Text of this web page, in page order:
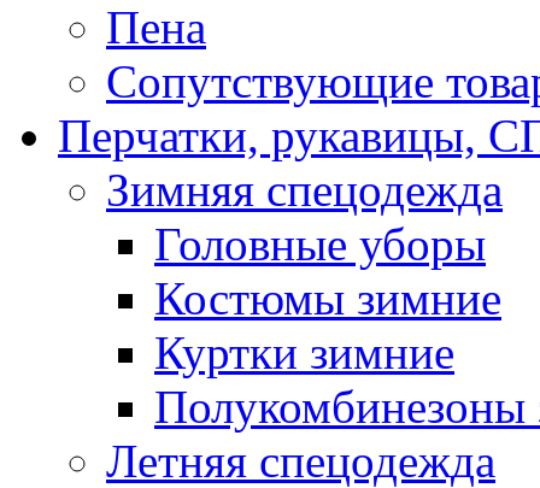
Пена
Сопутствующие
Перчатки,
Зимняя спецодежда
Головные уборы
Костюмы зимние
Куртки зимние
Полукомбинезоны
Летняя спецодежда